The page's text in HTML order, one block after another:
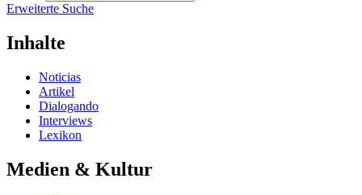
Erweiterte Suche
Inhalte
Noticias
Artikel
Dialogando
Interviews
Lexikon
Medien & Kultur